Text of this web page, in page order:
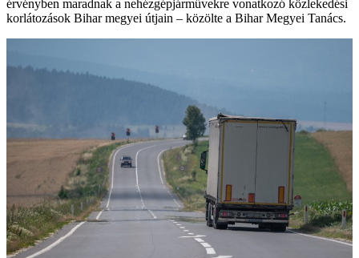
érvényben maradnak a nehézgépjárművekre vonatkozó közlekedési
korlátozások Bihar megyei útjain – közölte a Bihar Megyei Tanács.